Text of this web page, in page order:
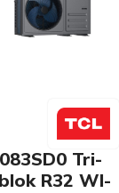
Tri-
R32 WI-